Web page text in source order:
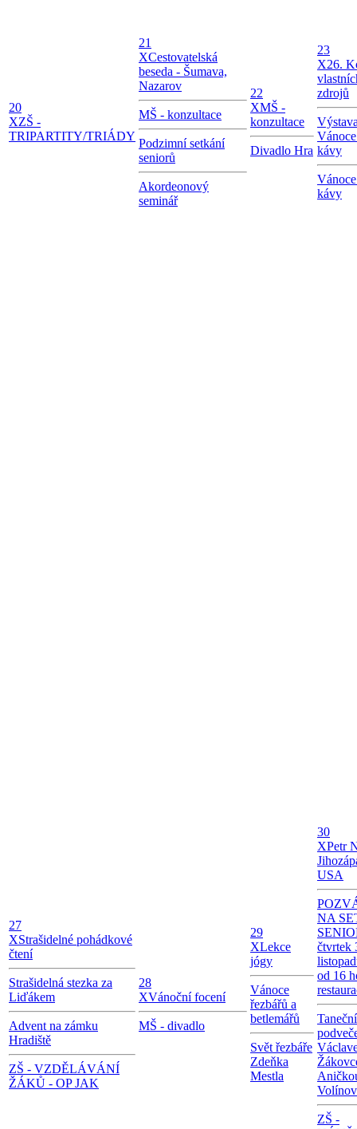
20
XZŠ -
TRIPARTITY/TRIÁDY
21
XCestovatelská
beseda - Šumava,
Nazarov
MŠ - konzultace
Podzimní setkání
seniorů
Akordeonový
seminář
22
XMŠ -
konzultace
Divadlo Hra
23
X26.
zdrojů
kávy
kávy
27
XStrašidelné pohádkové
čtení
Strašidelná stezka za
Liďákem
Advent na zámku
Hradiště
ZŠ - VZDĚLÁVÁNÍ
ŽÁKŮ - OP JAK
28
XVánoční focení
MŠ - divadlo
29
XLekce
jógy
Vánoce
řezbářů a
betlemářů
Svět řezbáře
Zdeňka
Mestla
30
XPetr
USA
NA
čtvrtek
od 16
Taneční
ZŠ -